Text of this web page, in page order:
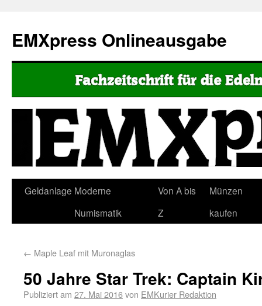
EMXpress Onlineausgabe
Geldanlage Moderne
Numismatik
Von A bis
Z
Münzen
kaufen
← Maple Leaf mit Muronaglas
50 Jahre Star Trek: Captain
Publiziert am 27. Mai 2016von EMKurier Redaktion